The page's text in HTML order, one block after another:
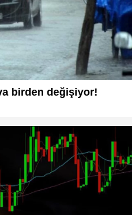
birden değişiyor!